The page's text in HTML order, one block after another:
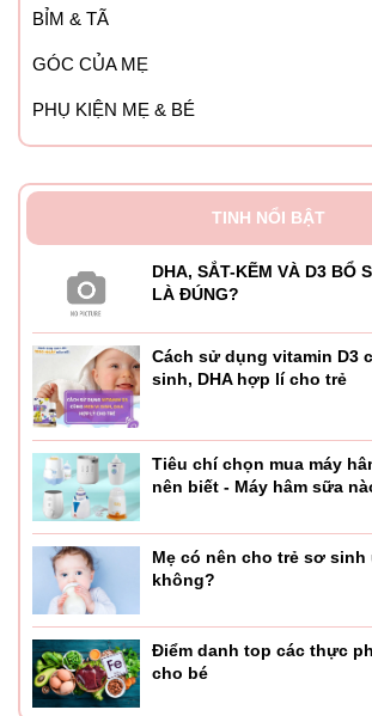
BỈM & TÃ
GÓC CỦA MẸ
PHỤ KIỆN MẸ & BÉ
TINH NỔI BẬT
DHA, SẮT-KẼM VÀ D3 BỔ
LÀ ĐÚNG?
Cách sử dụng vitamin D3
sinh, DHA hợp lí cho trẻ
Tiêu chí chọn mua máy
nên biết - Máy hâm sữa
Mẹ có nên cho trẻ sơ
không?
Điểm danh top các thực
cho bé